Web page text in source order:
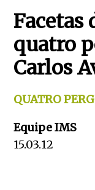
quatro
Carlos
QUATRO
Equipe IMS
15.03.12